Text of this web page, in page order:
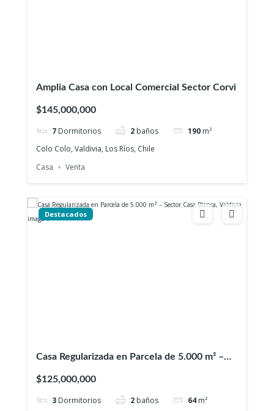
Amplia Casa con Local Comercial Sector Corvi
$145,000,000
7 Dormitorios 2 baños 190 m²
Colo Colo, Valdivia, Los Ríos, Chile
Casa
Venta
Destacados
Casa Regularizada en Parcela de 5.000 m² –
$125,000,000
3 Dormitorios 2 baños 64 m²